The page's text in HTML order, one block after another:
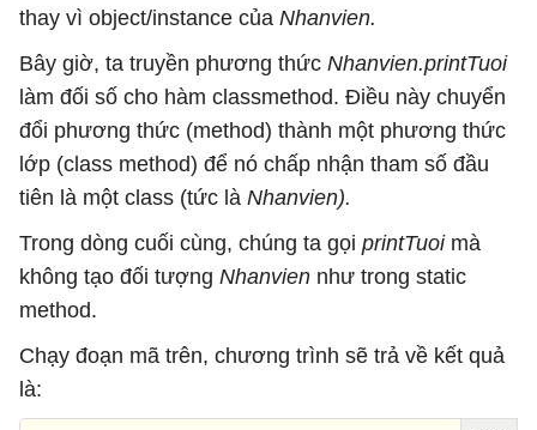
thay vì object/instance của Nhanvien.
Bây giờ, ta truyền phương thức Nhanvien.printTuoi
làm đối số cho hàm classmethod. Điều này chuyển
đổi phương thức (method) thành một phương thức
lớp (class method) để nó chấp nhận tham số đầu
tiên là một class (tức là Nhanvien).
Trong dòng cuối cùng, chúng ta gọi printTuoimà
không tạo đối tượng Nhanvien như trong static
method.
Chạy đoạn mã trên, chương trình sẽ trả về kết quả
là: